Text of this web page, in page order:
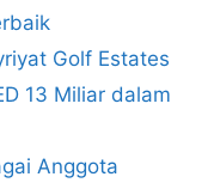
Golf Estates
13 Miliar dalam
Anggota